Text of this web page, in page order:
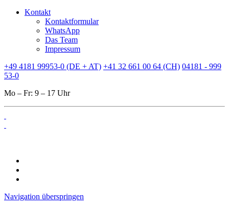
Kontakt
Kontaktformular
WhatsApp
Das Team
Impressum
+49 4181 99953-0 (DE + AT) +41 32 661 00 64 (CH) 04181 - 999
53-0
Mo – Fr: 9 – 17 Uhr
Navigation überspringen